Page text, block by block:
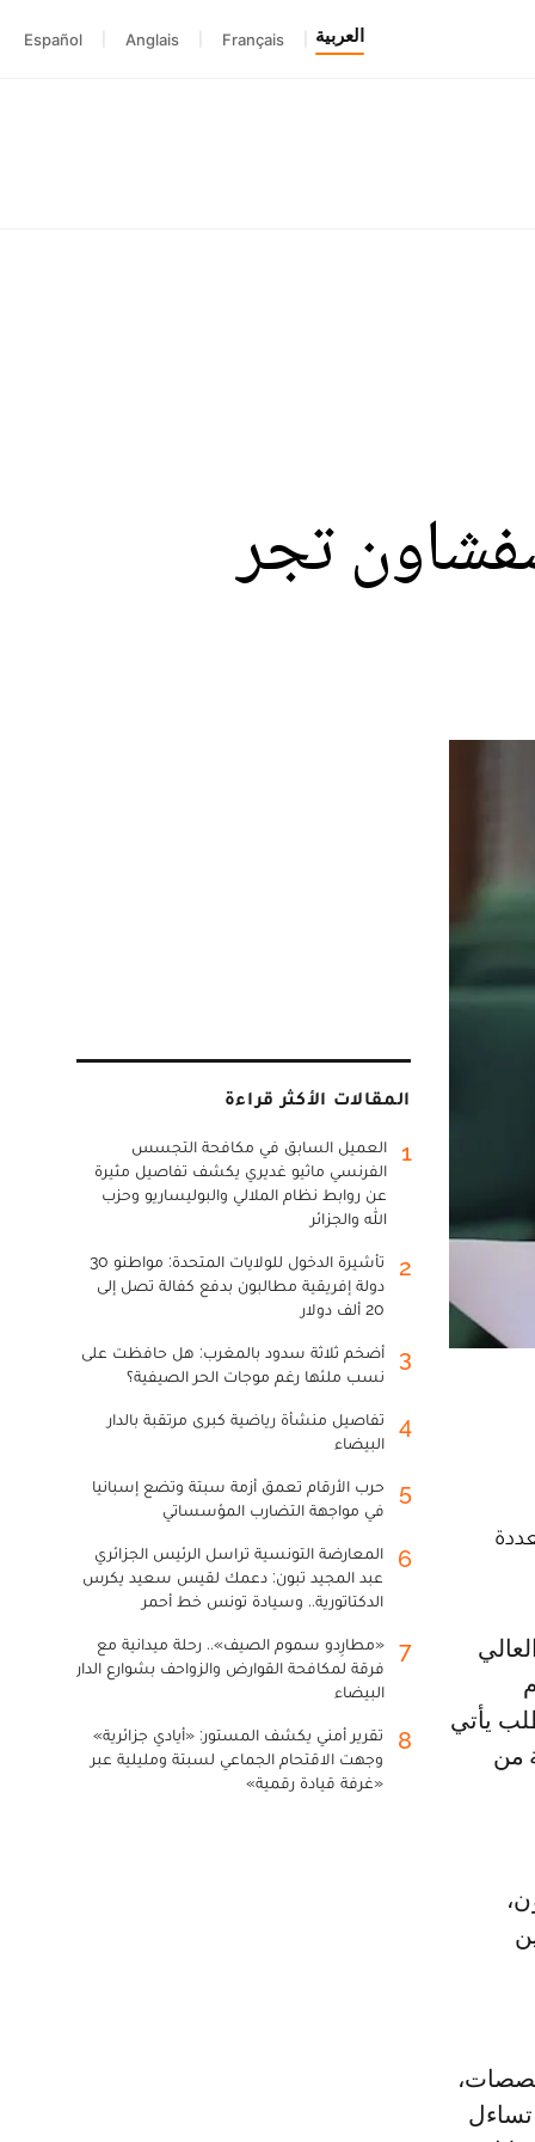
العربية Français
Anglais
Español
تجر
يأتي
من
تساءل
المقالات الأكثر قراءة
1
العميل السابق في مكافحة التجسس
الفرنسي ماثيو غديري يكشف تفاصيل مثيرة
عن روابط نظام الملالي والبوليساريو وحزب
الله والجزائر
2
تأشيرة الدخول للولايات المتحدة: مواطنو 30
دولة إفريقية مطالبون بدفع كفالة تصل إلى
20 ألف دولار
3
أضخم ثلاثة سدود بالمغرب: هل حافظت على
نسب ملئها رغم موجات الحر الصيفية؟
4
تفاصيل منشأة رياضية كبرى مرتقبة بالدار
البيضاء
5
حرب الأرقام تعمق أزمة سبتة وتضع إسبانيا
في مواجهة التضارب المؤسساتي
6
المعارضة التونسية تراسل الرئيس الجزائري
عبد المجيد تبون: دعمك لقيس سعيد يكرس
الدكتاتورية.. وسيادة تونس خط أحمر
7
«مطارِدو سموم الصيف».. رحلة ميدانية مع
فرقة لمكافحة القوارض والزواحف بشوارع الدار
البيضاء
8
تقرير أمني يكشف المستور: «أيادي جزائرية»
وجهت الاقتحام الجماعي لسبتة ومليلية عبر
«غرفة قيادة رقمية»